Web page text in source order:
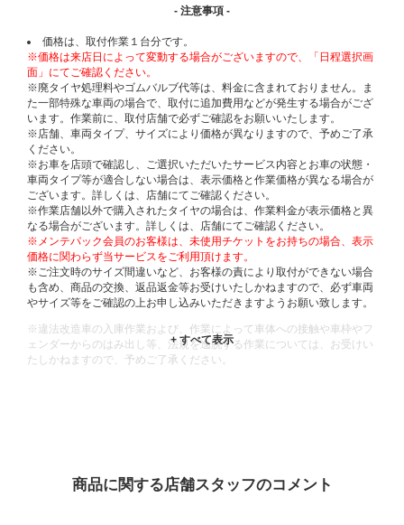
- 注意事項 -
価格は、取付作業１台分です。
※価格は来店日によって変動する場合がございますので、「日程選択画
面」にてご確認ください。
※廃タイヤ処理料やゴムバルブ代等は、料金に含まれておりません。ま
た一部特殊な車両の場合で、取付に追加費用などが発生する場合がござ
います。作業前に、取付店舗で必ずご確認をお願いいたします。
※店舗、車両タイプ、サイズにより価格が異なりますので、予めご了承
ください。
※お車を店頭で確認し、ご選択いただいたサービス内容とお車の状態・
車両タイプ等が適合しない場合は、表示価格と作業価格が異なる場合が
ございます。詳しくは、店舗にてご確認ください。
※作業店舗以外で購入されたタイヤの場合は、作業料金が表示価格と異
なる場合がございます。詳しくは、店舗にてご確認ください。
※メンテパック会員のお客様は、未使用チケットをお持ちの場合、表示
価格に関わらず当サービスをご利用頂けます。
※ご注文時のサイズ間違いなど、お客様の責により取付ができない場合
も含め、商品の交換、返品返金等お受けいたしかねますので、必ず車両
やサイズ等をご確認の上お申し込みいただきますようお願い致します。
※違法改造車の入庫作業および、作業によって車体への接触や車枠やフ
ェンダーからのはみ出し等、法規を逸脱する作業については、お受けい
たしかねますので、予めご了承ください。
商品に関する店舗スタッフのコメント